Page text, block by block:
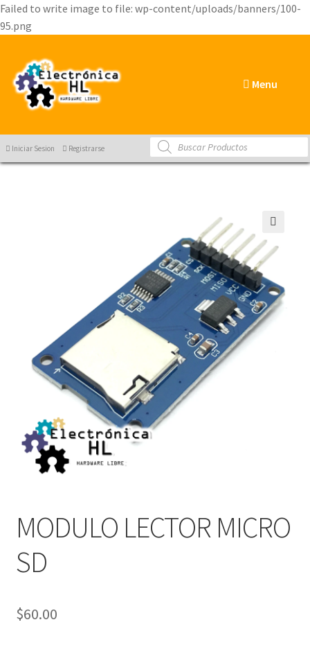
Failed to write image to file: wp-content/uploads/banners/100-
95.png
Menu
Products
search
Iniciar Sesion Registrarse
MODULO LECTOR MICRO
SD
$60.00